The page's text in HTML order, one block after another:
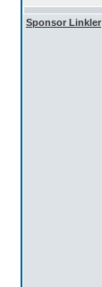
Sponsor Linkler